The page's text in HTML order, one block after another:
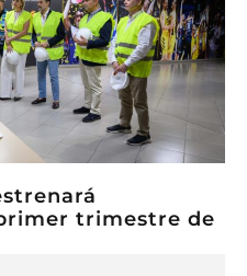
trimestre de